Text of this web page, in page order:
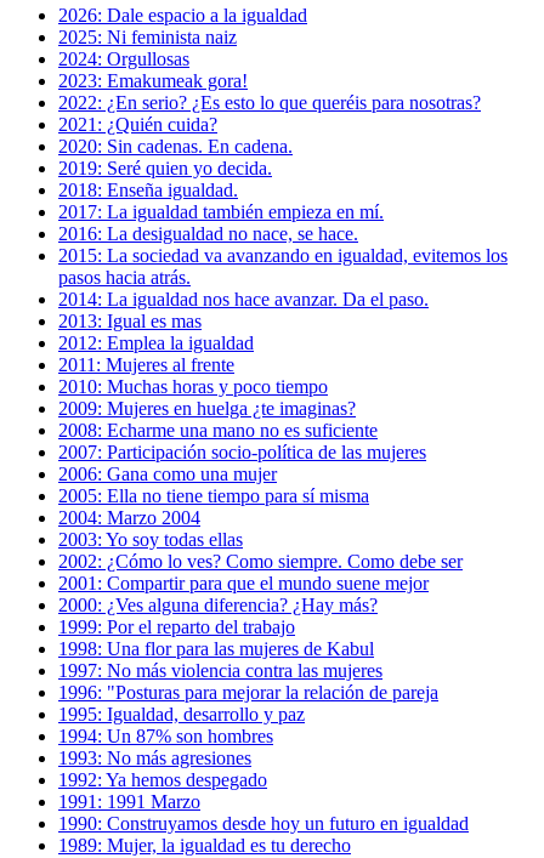
2026: Dale espacio a la igualdad
2025: Ni feminista naiz
2024: Orgullosas
2023: Emakumeak gora!
2022: ¿En serio? ¿Es esto lo que queréis para nosotras?
2021: ¿Quién cuida?
2020: Sin cadenas. En cadena.
2019: Seré quien yo decida.
2018: Enseña igualdad.
2017: La igualdad también empieza en mí.
2016: La desigualdad no nace, se hace.
2015: La sociedad va avanzando en igualdad, evitemos los
pasos hacia atrás.
2014: La igualdad nos hace avanzar. Da el paso.
2013: Igual es mas
2012: Emplea la igualdad
2011: Mujeres al frente
2010: Muchas horas y poco tiempo
2009: Mujeres en huelga ¿te imaginas?
2008: Echarme una mano no es suficiente
2007: Participación socio-política de las mujeres
2006: Gana como una mujer
2005: Ella no tiene tiempo para sí misma
2004: Marzo 2004
2003: Yo soy todas ellas
2002: ¿Cómo lo ves? Como siempre. Como debe ser
2001: Compartir para que el mundo suene mejor
2000: ¿Ves alguna diferencia? ¿Hay más?
1999: Por el reparto del trabajo
1998: Una flor para las mujeres de Kabul
1997: No más violencia contra las mujeres
1996: "Posturas para mejorar la relación de pareja
1995: Igualdad, desarrollo y paz
1994: Un 87% son hombres
1993: No más agresiones
1992: Ya hemos despegado
1991: 1991 Marzo
1990: Construyamos desde hoy un futuro en igualdad
1989: Mujer, la igualdad es tu derecho